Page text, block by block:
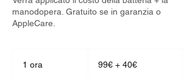
manodopera. Gratuito se in garanzia o
AppleCare.
1 ora
40€99€ + 40€